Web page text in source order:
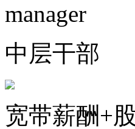
manager
中层干部
宽带薪酬+